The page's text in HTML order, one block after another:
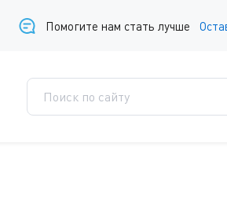
Помогите нам стать лучше